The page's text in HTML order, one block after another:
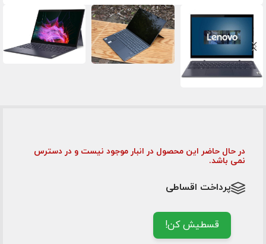
در حال حاضر این محصول در انبار موجود نیست و در دسترس
نمی باشد.
پرداخت اقساطی
قسطیش کن!